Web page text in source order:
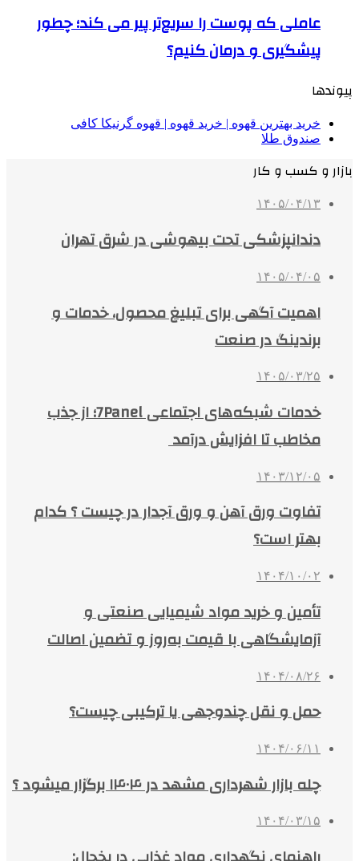
عاملی که پوست را سریع‌تر پیر می کند؛ چطور
پیشگیری و درمان کنیم؟
پیوندها
خرید بهترین قهوه | خرید قهوه | قهوه گرنیکا کافی
صندوق طلا
بازار و کسب و کار
۱۴۰۵/۰۴/۱۳
دندانپزشکی تحت بیهوشی در شرق تهران
۱۴۰۵/۰۴/۰۵
اهمیت آگهی برای تبلیغ محصول، خدمات و
برندینگ در صنعت
۱۴۰۵/۰۳/۲۵
خدمات شبکه‌های اجتماعی 7Panel؛ از جذب
مخاطب تا افزایش درآمد
۱۴۰۳/۱۲/۰۵
تفاوت ورق آهن و ورق آجدار در چیست ؟ کدام
بهتر است؟
۱۴۰۴/۱۰/۰۲
تأمین و خرید مواد شیمیایی صنعتی و
آزمایشگاهی با قیمت به‌روز و تضمین اصالت
۱۴۰۴/۰۸/۲۶
حمل و نقل چندوجهی یا ترکیبی چیست؟
۱۴۰۴/۰۶/۱۱
چله بازار شهرداری مشهد در ۱۴۰۴ برگزار میشود ؟
۱۴۰۴/۰۳/۱۵